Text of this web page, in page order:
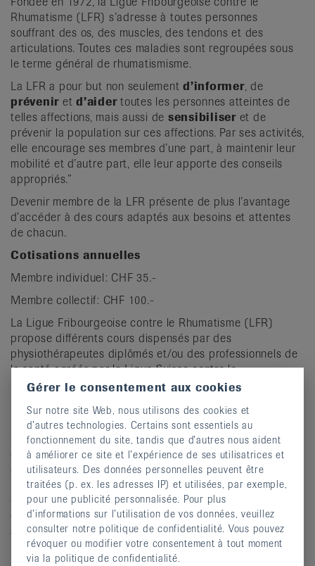
Rhumatisme (LFR) s’adresse à toutes personnes
souffrant des os, des muscles, des tendons et des
articulations. Toutes ces maladies sont regroupées sous
le terme général de rhumatismisme.
La LFR a pour but non seulement d’informer, de
prévenir et d’aidertoutes les personnes atteintes de
telles affections, mais aussi de sensibiliseret de
prévenir la population sur ces affections. Par ses activités,
elle encourage ses membres d’une part, à maintenir leur
mobilité et d’autre part, elle leur apporte des conseils
appropriés.”
Devenir membre de la LFR présente de plus l’avantage
d’accéder à des cours adaptés aux besoins et attentes
de chacun.
Cotisations annuelles
Membre individuel: CHF 35.-
Membre collectif: CHF 100.-
La Ligue Fribourgeoise contre le Rhumatisme (LFR)
propose différents cours dispensés par des
physiothérapeutes diplômés et/ou des professionnels de
la santé agréés par la Ligue Suisse contre le
Rhumatisme. Sur présentation d’un certificat médical, des
maladie.
Ces cours s’adressent à des personnes de tout âge et
couvrent les différents types de lésions rhumatismales. Il
s’agit notamment de: Backademy (école du dos),
Equilibre au quotidien (école sur le prevention des
chutes), Aquacura (cours en eau chaude), et divers
concepts de cours évolutifs, en salle, afin de vous
apporter un bien-être supplémentaire.
Pour vos cotisations et vos dons
Gérer le consentement aux cookies
Sur notre site Web, nous utilisons des cookies et
d’autres technologies. Certains sont essentiels au
fonctionnement du site, tandis que d’autres nous aident
à améliorer ce site et l’expérience de ses utilisatrices et
utilisateurs. Des données personnelles peuvent être
traitées (p. ex. les adresses IP) et utilisées, par exemple,
pour une publicité personnalisée. Pour plus
d’informations sur l’utilisation de vos données, veuillez
consulter notre politique de confidentialité. Vous pouvez
révoquer ou modifier votre consentement à tout moment
via la politique de confidentialité.